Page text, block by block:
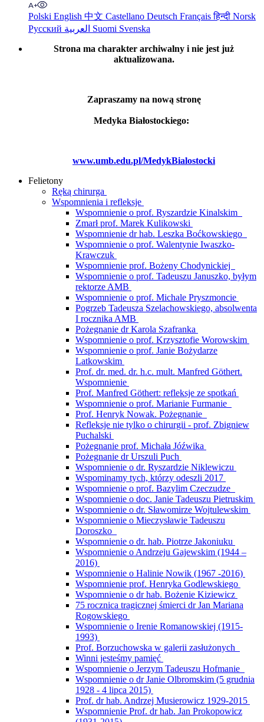
Polski English 中文 Castellano Deutsch Françaisहिन्दी Norsk
Русский
Suomi Svenska
Strona ma charakter archiwalny i nie jest już
aktualizowana.
Zapraszamy na nową stronę
Medyka Białostockiego:
www.umb.edu.pl/MedykBialostocki
Felietony
Ręką chirurga
Wspomnienia i refleksje
Wspomnienie o prof. Ryszardzie Kinalskim
Zmarł prof. Marek Kulikowski
Wspomnienie dr hab. Leszka Boćkowskiego
Wspomnienie o prof. Walentynie Iwaszko-
Krawczuk
Wspomnienie prof. Bożeny Chodynickiej
Wspomnienie o prof. Tadeuszu Januszko, byłym
rektorze AMB
Wspomnienie o prof. Michale Pryszmoncie
Pogrzeb Tadeusza Szelachowskiego, absolwenta
I rocznika AMB
Pożegnanie dr Karola Szafranka
Wspomnienie o prof. Krzysztofie Worowskim
Wspomnienie o prof. Janie Bożydarze
Latkowskim
Prof. dr. med. dr. h.c. mult. Manfred Göthert.
Wspomnienie
Prof. Manfred Göthert: refleksje ze spotkań
Wspomnienie o prof. Marianie Furmanie
Prof. Henryk Nowak. Pożegnanie
Refleksje nie tylko o chirurgii - prof. Zbigniew
Puchalski
Pożegnanie prof. Michała Jóźwika
Pożegnanie dr Urszuli Puch
Wspomnienie o dr. Ryszardzie Niklewiczu
Wspominamy tych, którzy odeszli 2017
Wspomnienie o prof. Bazylim Czeczudze
Wspomnienie o doc. Janie Tadeuszu Pietruskim
Wspomnienie o dr. Sławomirze Wojtulewskim
Wspomnienie o Mieczysławie Tadeuszu
Doroszko
Wspomnienie o dr. hab. Piotrze Jakoniuku
Wspomnienie o Andrzeju Gajewskim (1944 –
2016)
Wspomnienie o Halinie Nowik (1967 -2016)
Wspomnienie prof. Henryka Godlewskiego
Wspomnienie o dr hab. Bożenie Kiziewicz
75 rocznica tragicznej śmierci dr Jan Mariana
Rogowskiego
Wspomnienie o Irenie Romanowskiej (1915-
1993)
Prof. Borzuchowska w galerii zasłużonych
Winni jesteśmy pamięć
Wspomnienie o Jerzym Tadeuszu Hofmanie
Wspomnienie o dr Janie Olbromskim (5 grudnia
1928 - 4 lipca 2015)
Prof. dr hab. Andrzej Musierowicz 1929-2015
Wspomnienie Prof. dr hab. Jan Prokopowicz